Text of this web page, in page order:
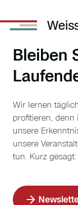
Bleiben
Wir lernen
profitieren, denn
unsere
unsere
tun. Kurz